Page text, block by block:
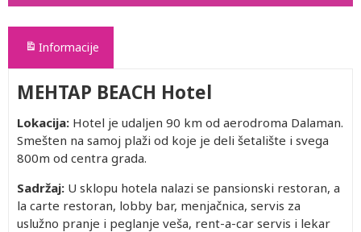
Informacije
MEHTAP BEACH Hotel
Lokacija: Hotel je udaljen 90 km od aerodroma Dalaman.
Smešten na samoj plaži od koje je deli šetalište i svega
800m od centra grada.
Sadržaj: U sklopu hotela nalazi se pansionski restoran, a
la carte restoran, lobby bar, menjačnica, servis za
uslužno pranje i peglanje veša, rent-a-car servis i lekar